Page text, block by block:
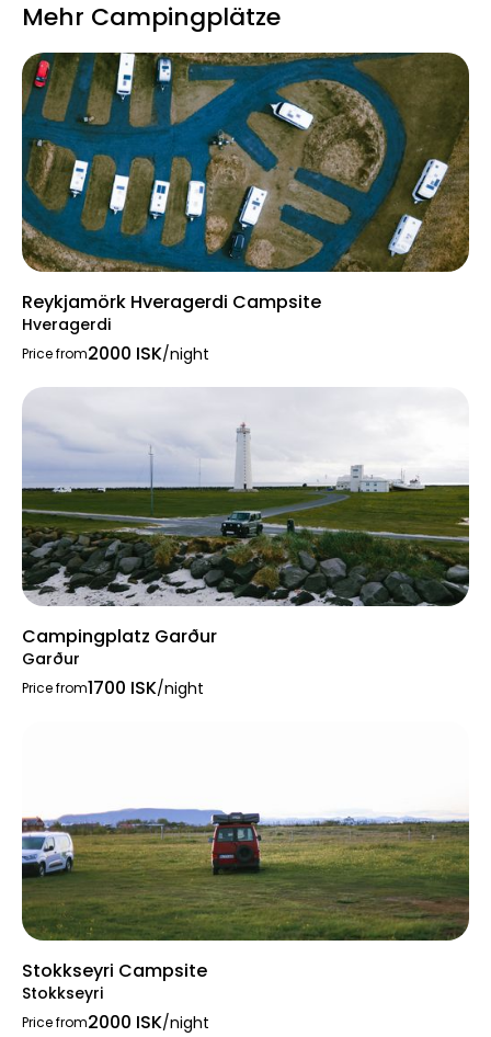
Mehr Campingplätze
Reykjamörk Hveragerdi Campsite
Hveragerdi
Price from2000 ISK/night
Campingplatz Garður
Garður
Price from1700 ISK/night
Stokkseyri Campsite
Stokkseyri
Price from2000 ISK/night